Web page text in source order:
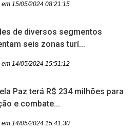
15/05/2024 08:21:15
de diversos segmentos
seis zonas turí...
14/05/2024 15:51:12
Paz terá R$ 234 milhões para
e combate...
14/05/2024 15:41:30